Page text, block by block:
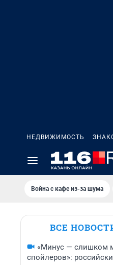
НЕДВИЖИМОСТЬ
Война с кафе из-за шума
ВСЕ
«Минус — слишком
спойлеров»: